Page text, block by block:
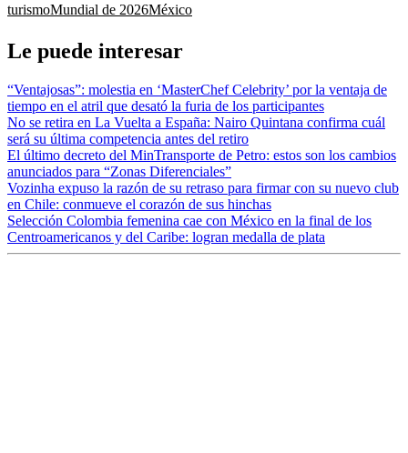
turismoMundial de 2026México
Le puede interesar
“Ventajosas”: molestia en ‘MasterChef Celebrity’ por la ventaja de
tiempo en el atril que desató la furia de los participantes
No se retira en La Vuelta a España: Nairo Quintana confirma cuál
será su última competencia antes del retiro
El último decreto del MinTransporte de Petro: estos son los cambios
anunciados para “Zonas Diferenciales”
Vozinha expuso la razón de su retraso para firmar con su nuevo club
en Chile: conmueve el corazón de sus hinchas
Selección Colombia femenina cae con México en la final de los
Centroamericanos y del Caribe: logran medalla de plata